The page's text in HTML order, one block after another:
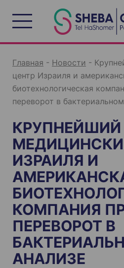
c
Главная - Новости -
центр Израиля и
биотехнологическая
переворот в
КРУПНЕЙШИЙ
ИЗРАИЛЯ И
КОМПАНИЯ
ПЕРЕВОРОТ В
АНАЛИЗЕ